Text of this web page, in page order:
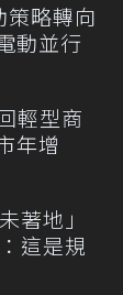
略轉向
動並行
輕型商
年增
著地」
這是規